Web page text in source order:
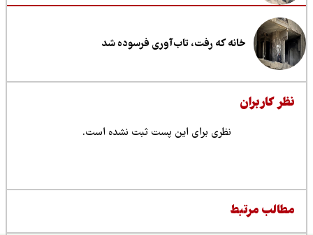
خانه که رفت، تاب‌آوری فرسوده شد
کاربران
نظری برای این پست ثبت نشده است.
مرتبط